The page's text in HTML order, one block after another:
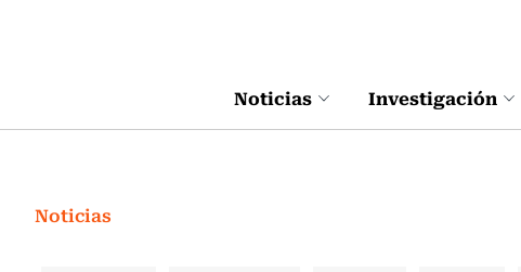
Noticias Investigación
Noticias